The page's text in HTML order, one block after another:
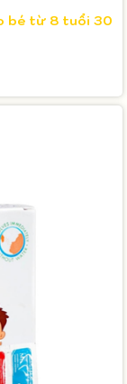
bé từ 8 tuổi 30